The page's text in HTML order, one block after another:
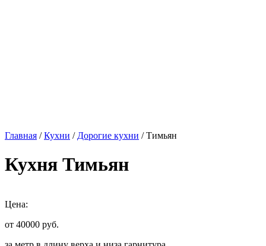
Главная /Кухни / Дорогие кухни / Тимьян
Кухня Тимьян
Цена:
от 40000 руб.